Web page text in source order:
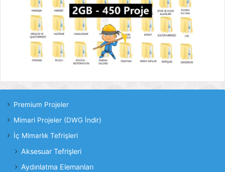
Premium Projeler
Mimari Projeler (DWG İndir)
İç Mimarlık Tefrişleri
Aksesuar Tefrişleri
Aydınlatma Elemanları